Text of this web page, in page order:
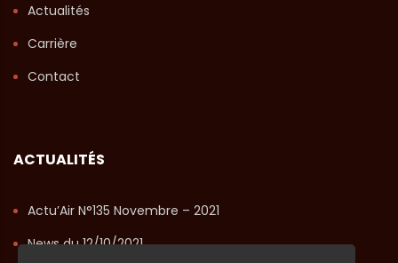
Actualités
Carrière
Contact
ACTUALITÉS
Actu’Air N°135 Novembre – 2021
News du 12/10/2021